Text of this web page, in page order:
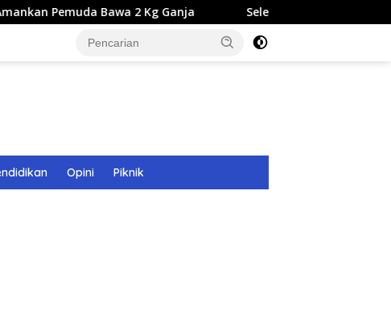
Bawa 2 Kg Ganja Seleksi Calon Direksi BUMD Aceh
Opini Piknik